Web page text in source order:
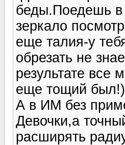
беды.Поедешь в
зеркало
еще талия-у
обрезать не
результате все
еще тощий
А в ИМ без
Девочки,а
расширять